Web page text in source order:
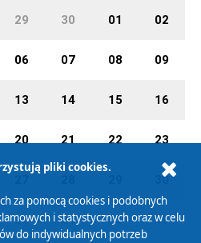
29 30 01 02
06 07 08 09
13 14 15 16
20 21 22 23
30
03 04 05 06
pliki cookies.
za pomocą cookies i podobnych
i statystycznych oraz w celu
do indywidualnych potrzeb